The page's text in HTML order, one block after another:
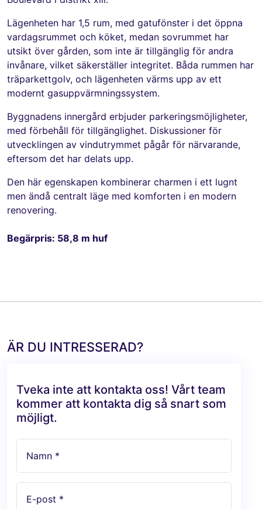
Lägenheten har 1,5 rum, med gatufönster i det öppna
vardagsrummet och köket, medan sovrummet har
utsikt över gården, som inte är tillgänglig för andra
invånare, vilket säkerställer integritet. Båda rummen har
träparkettgolv, och lägenheten värms upp av ett
modernt gasuppvärmningssystem.
Byggnadens innergård erbjuder parkeringsmöjligheter,
med förbehåll för tillgänglighet. Diskussioner för
utvecklingen av vindutrymmet pågår för närvarande,
eftersom det har delats upp.
Den här egenskapen kombinerar charmen i ett lugnt
men ändå centralt läge med komforten i en modern
renovering.
Begärpris: 58,8 m huf
ÄR DU INTRESSERAD?
Tveka inte att kontakta oss! Vårt team
kommer att kontakta dig så snart som
möjligt.
Namn *
E-post *